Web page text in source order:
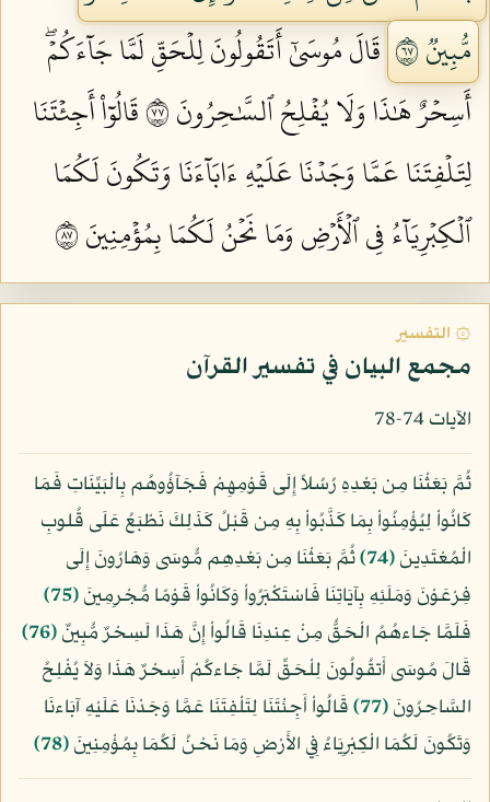
مُّبِينٞ ٧٦
قَالَ مُوسَىٰٓ أَتَقُولُونَ لِلۡحَقِّ لَمَّا جَآءَكُمۡۖ
أَسِحۡرٌ هَٰذَا وَلَا يُفۡلِحُ ٱلسَّٰحِرُونَ ٧٧
قَالُوٓاْ أَجِئۡتَنَا
لِتَلۡفِتَنَا عَمَّا وَجَدۡنَا عَلَيۡهِ ءَابَآءَنَا وَتَكُونَ لَكُمَا
ٱلۡكِبۡرِيَآءُ فِي ٱلۡأَرۡضِ وَمَا نَحۡنُ لَكُمَا بِمُؤۡمِنِينَ ٧٨
۞ التفسير
مجمع البيان في تفسير القرآن
الآيات 74-78
ثُمَّ بَعَثْنَا مِن بَعْدِهِ رُسُلاً إِلَى قَوْمِهِمْ فَجَآؤُوهُم بِالْبَيِّنَاتِ فَمَا
كَانُواْ لِيُؤْمِنُواْ بِمَا كَذَّبُواْ بِهِ مِن قَبْلُ كَذَلِكَ نَطْبَعُ عَلَى قُلوبِ
الْمُعْتَدِينَ﴿74﴾
ثُمَّ بَعَثْنَا مِن بَعْدِهِم مُّوسَى وَهَارُونَ إِلَى
فِرْعَوْنَ وَمَلَئِهِ بِآيَاتِنَا فَاسْتَكْبَرُواْ وَكَانُواْ قَوْمًا مُّجْرِمِينَ﴿75﴾
فَلَمَّا جَاءهُمُ الْحَقُّ مِنْ عِندِنَا قَالُواْ إِنَّ هَذَا لَسِحْرٌ مُّبِينٌ﴿76﴾
قَالَ مُوسَى أَتقُولُونَ لِلْحَقِّ لَمَّا جَاءكُمْ أَسِحْرٌ هَذَا وَلاَ يُفْلِحُ
السَّاحِرُونَ﴿77﴾
قَالُواْ أَجِئْتَنَا لِتَلْفِتَنَا عَمَّا وَجَدْنَا عَلَيْهِ آبَاءنَا
وَتَكُونَ لَكُمَا الْكِبْرِيَاءُ فِي الأَرْضِ وَمَا نَحْنُ لَكُمَا بِمُؤْمِنِينَ﴿78﴾